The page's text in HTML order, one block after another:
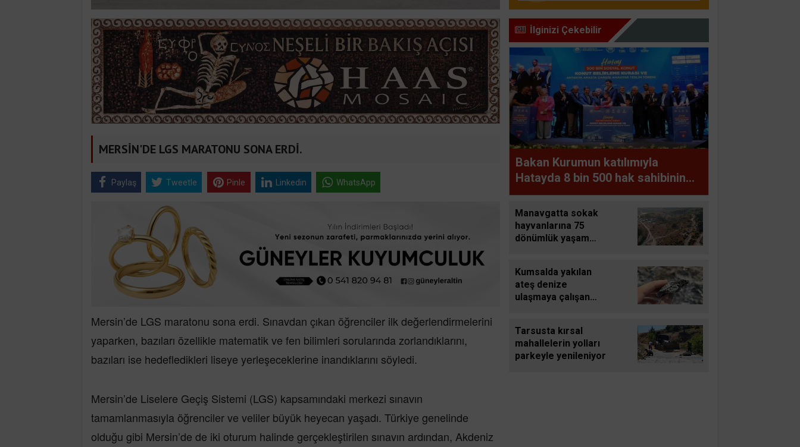
MERSİN'DE LGS MARATONU SONA ERDİ.
Paylaş Tweetle Pinle Linkedin WhatsApp
Mersin’de LGS maratonu sona erdi. Sınavdan çıkan öğrenciler ilk değerlendirmelerini
yaparken, bazıları özellikle matematik ve fen bilimleri sorularında zorlandıklarını,
bazıları ise hedefledikleri liseye yerleşeceklerine inandıklarını söyledi.
Mersin’de Liselere Geçiş Sistemi (LGS) kapsamındaki merkezi sınavın
tamamlanmasıyla öğrenciler ve veliler büyük heyecan yaşadı. Türkiye genelinde
olduğu gibi Mersin’de de iki oturum halinde gerçekleştirilen sınavın ardından, Akdeniz
İlginizi Çekebilir
Bakan Kurumun katılımıyla
Hatayda 8 bin 500 hak sahibinin
konutu belirlendi
Manavgatta sokak
hayvanlarına 75
dönümlük yaşam
Kumsalda yakılan
ateş denize
ulaşmaya çalışan
Tarsusta kırsal
mahallelerin yolları
parkeyle yenileniyor